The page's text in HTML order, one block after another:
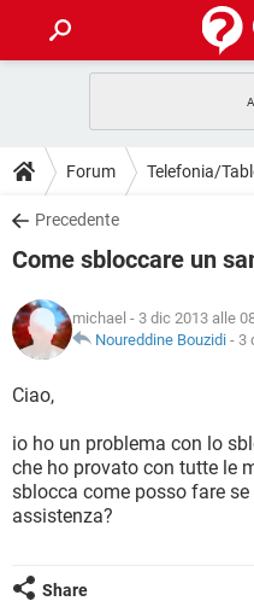
INTRATTENIMENTO
iOS
INSTAGRAM
TIKTOK
HARDWARE
GUIDE
COVID-19
INSTAGRAM
TIKTOK
HARDWARE
DOWNLOAD
COVID-19
INTRATTENIMENTO
iOS
INSTAGRAM
HARDWARE
COVID-19
INTRATTENIMENTO
iOS
INSTAGRAM
TIKTOK
HARDWARE
GLOSSARIO
COVID-19
iOS
INSTAGRAM
HARDWARE
Forum Telefonia/
Precedente
Come sbloccare un
michael - 3 dic 2013 alle
Noureddine Bouzidi - 3
Ciao,
io ho un problema con lo
che ho provato con tutte le
sblocca come posso fare
assistenza?
Share